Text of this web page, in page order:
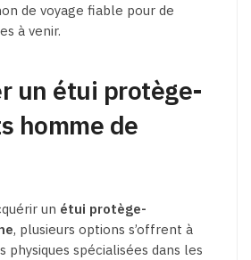
de voyage fiable pour de
à venir.
un étui protège-
homme de
un étui protège-
, plusieurs options s’offrent à
physiques spécialisées dans les